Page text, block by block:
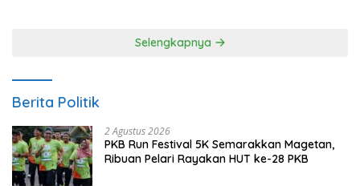
Selengkapnya
Berita Politik
2 Agustus 2026
PKB Run Festival 5K Semarakkan Magetan,
Ribuan Pelari Rayakan HUT ke-28 PKB